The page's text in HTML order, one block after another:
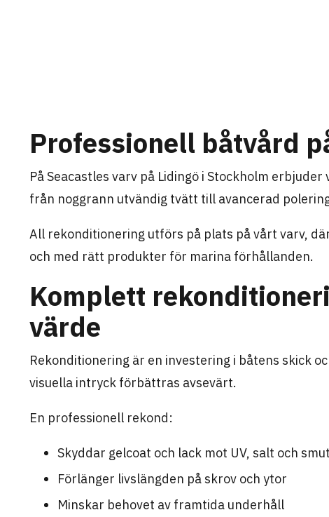
Professionell båtvård
På Seacastles varv på Lidingö i Stockholm
från noggrann utvändig tvätt till avancerad
All rekonditionering utförs på plats på vårt varv,
och med rätt produkter för marina förhållanden.
Komplett
värde
Rekonditionering är en investering i båtens skick
visuella intryck förbättras avsevärt.
En professionell rekond:
Skyddar gelcoat och lack mot UV, salt och
Förlänger livslängden på skrov och ytor
Minskar behovet av framtida underhåll